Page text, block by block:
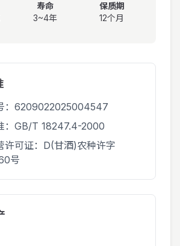
寿命
3~4年
保质期
12个月
：6209022025004547
：GB/T 18247.4-2000
许可证：D(甘酒)农种许字
号